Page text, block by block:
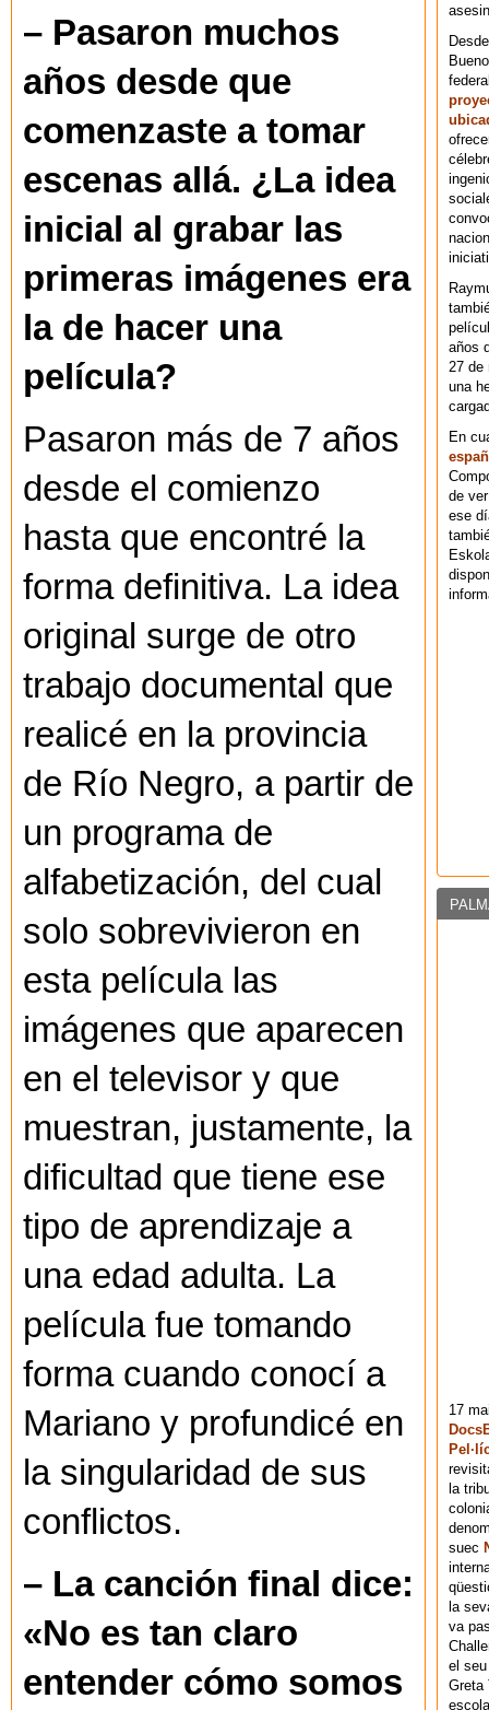
– Pasaron muchos
años desde que
comenzaste a tomar
escenas allá. ¿La idea
inicial al grabar las
primeras imágenes era
la de hacer una
película?
Pasaron más de 7 años
desde el comienzo
hasta que encontré la
forma definitiva. La idea
original surge de otro
trabajo documental que
realicé en la provincia
de Río Negro, a partir de
un programa de
alfabetización, del cual
solo sobrevivieron en
esta película las
imágenes que aparecen
en el televisor y que
muestran, justamente, la
dificultad que tiene ese
tipo de aprendizaje a
una edad adulta. La
película fue tomando
forma cuando conocí a
Mariano y profundicé en
la singularidad de sus
conflictos.
– La canción final dice:
«No es tan claro
entender cómo somos
años
27 de
una
En
de
ese
17
la
suec
la
va
el
Greta